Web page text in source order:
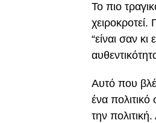
Το πιο
χειροκροτεί.
“είναι σαν
Αυτό που
ένα
την